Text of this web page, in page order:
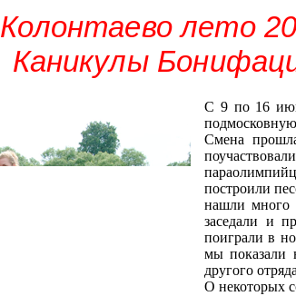
Колонтаево лето
Каникулы
С 9 по 16
Смена
построили
нашли много
заседали и
поиграли в
мы показали
другого
О некоторых